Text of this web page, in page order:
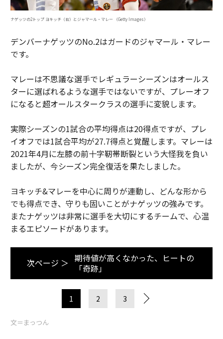
ナゲッツの2トップ ヨキッチ（右）とジャマール・マレー （Getty Images）
デンバーナゲッツのNo.2はガードのジャマール・マレー
です。
マレーは不思議な選手でレギュラーシーズンはオールス
ターに選ばれるような選手ではないですが、プレーオフ
になると超オールスタークラスの選手に変貌します。
実際シーズンの1試合の平均得点は20得点ですが、プレ
イオフでは1試合平均が27.7得点と覚醒します。マレーは
2021年4月に左膝の前十字靭帯断裂という大怪我を負い
ましたが、今シーズン完全復活を果たしました。
ヨキッチ&マレーを中心に周りが連動し、どんな形から
でも得点でき、守りも固いことがナゲッツの強みです。
またナゲッツは非常に選手を大切にするチームで、心温
まるエピソードがあります。
次ページ ＞ 期待値が高くなかった、ヒートの
「奇跡」
1 2 3
文＝まっつん